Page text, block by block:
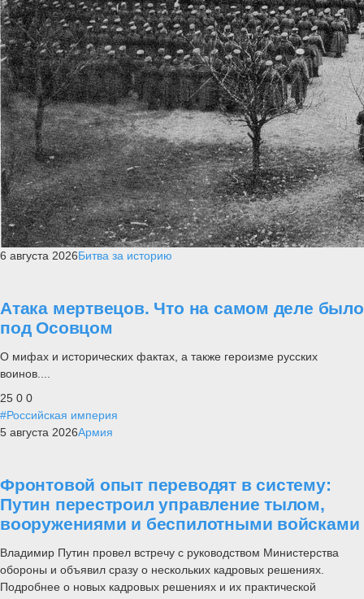
6 августа 2026Битва за историю
Атака мертвецов. Что на самом деле было
под Осовцом
О мифах и исторических фактах, а также героизме русских
воинов....
25 0 0
#Российская империя
5 августа 2026Армия
Фронтовой опыт переводят в систему:
Путин перестроил управление тылом,
вооружениями и беспилотными войсками
Владимир Путин провел встречу с руководством Министерства
обороны и объявил сразу о нескольких кадровых решениях.
Подробнее о новых кадровых решениях и их практической